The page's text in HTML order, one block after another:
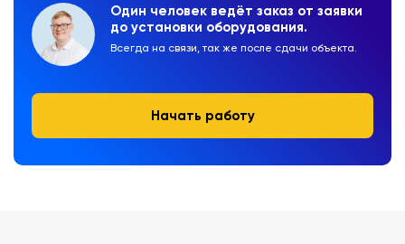
Один человек ведёт заказ от заявки
до установки оборудования.
Всегда на связи, так же после сдачи объекта.
Начать работу